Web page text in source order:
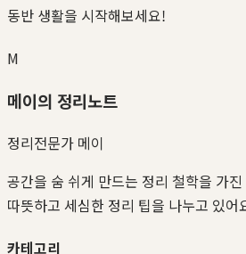
동반 생활을 시작해보세요!
M
메이의 정리노트
정리전문가 메이
공간을 숨 쉬게 만드는 정리 철학을 가
따뜻하고 세심한 정리 팁을 나누고 있어
카테고리